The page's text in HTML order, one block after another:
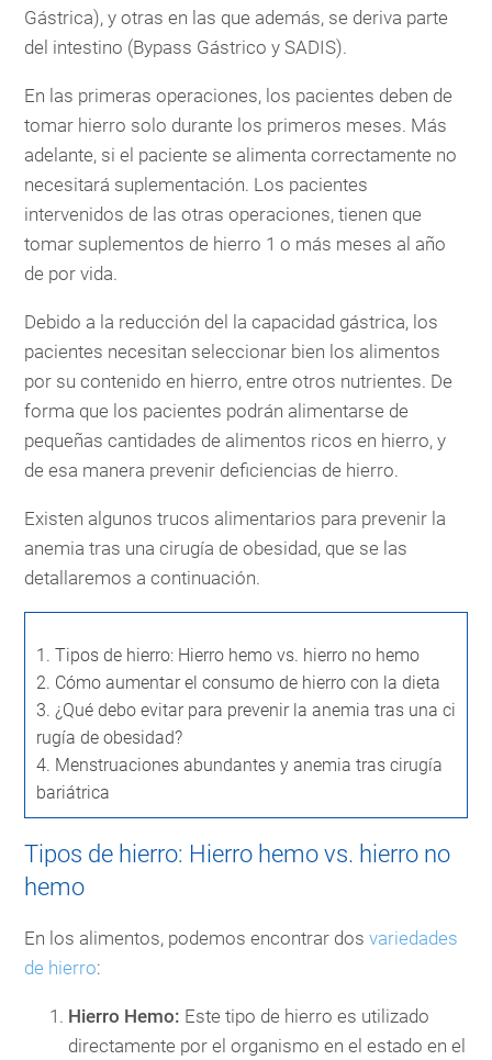
Gástrica), y otras en las que además, se deriva parte
del intestino (Bypass Gástrico y SADIS).
En las primeras operaciones, los pacientes deben de
tomar hierro solo durante los primeros meses. Más
adelante, si el paciente se alimenta correctamente no
necesitará suplementación. Los pacientes
intervenidos de las otras operaciones, tienen que
tomar suplementos de hierro 1 o más meses al año
de por vida.
Debido a la reducción del la capacidad gástrica, los
pacientes necesitan seleccionar bien los alimentos
por su contenido en hierro, entre otros nutrientes. De
forma que los pacientes podrán alimentarse de
pequeñas cantidades de alimentos ricos en hierro, y
de esa manera prevenir deficiencias de hierro.
Existen algunos trucos alimentarios para prevenir la
anemia tras una cirugía de obesidad, que se las
detallaremos a continuación.
1. Tipos de hierro: Hierro hemo vs. hierro no hemo
2. Cómo aumentar el consumo de hierro con la dieta
3. ¿Qué debo evitar para prevenir la anemia tras una ci
rugía de obesidad?
4. Menstruaciones abundantes y anemia tras cirugía
bariátrica
Tipos de hierro: Hierro hemo vs. hierro no
hemo
En los alimentos, podemos encontrar dos variedades
de hierro:
Hierro Hemo: Este tipo de hierro es utilizado
directamente por el organismo en el estado en el